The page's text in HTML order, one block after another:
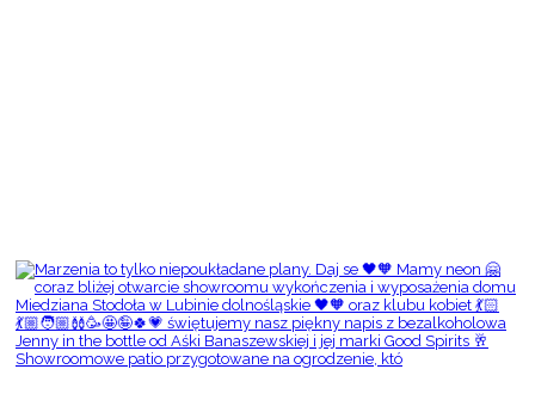
Showroomowe patio przygotowane na ogrodzenie, któ